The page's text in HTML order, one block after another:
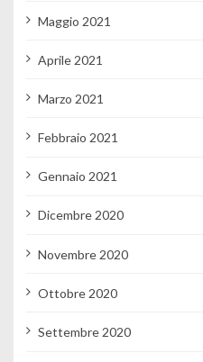
Maggio 2021
Aprile 2021
Marzo 2021
Febbraio 2021
Gennaio 2021
Dicembre 2020
Novembre 2020
Ottobre 2020
Settembre 2020